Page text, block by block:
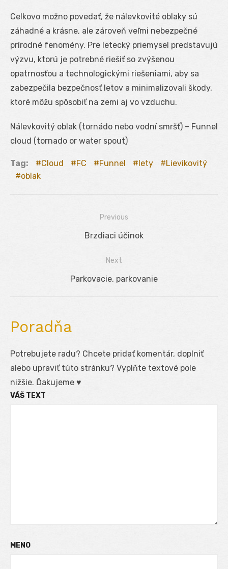
Celkovo možno povedať, že nálevkovité oblaky sú
záhadné a krásne, ale zároveň veľmi nebezpečné
prírodné fenomény. Pre letecký priemysel predstavujú
výzvu, ktorú je potrebné riešiť so zvýšenou
opatrnosťou a technologickými riešeniami, aby sa
zabezpečila bezpečnosť letov a minimalizovali škody,
ktoré môžu spôsobiť na zemi aj vo vzduchu.
Nálevkovitý oblak (tornádo nebo vodní smršť) – Funnel
cloud (tornado or water spout)
Tag: Cloud FC Funnel lety
Lievikovitý
oblak
Previous
Previous
Brzdiaci účinok
Next
Next
Parkovacie, parkovanie
Poradňa
Potrebujete radu? Chcete pridať komentár, doplniť
alebo upraviť túto stránku? Vyplňte textové pole
nižšie. Ďakujeme ♥
VÁŠ TEXT
MENO